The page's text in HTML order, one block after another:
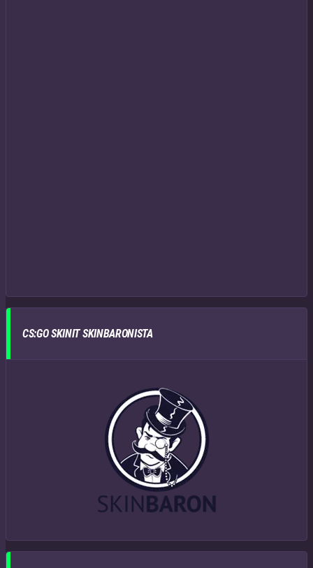
CS:GO SKINIT SKINBARONISTA